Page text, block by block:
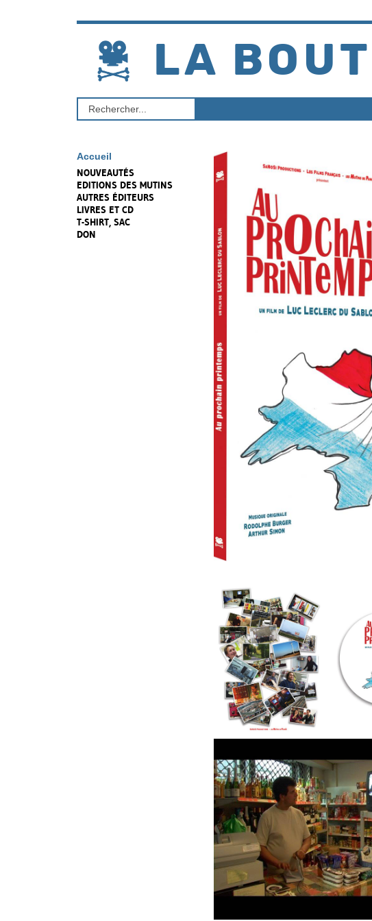
LA
Rechercher
un
Accueil
NOUVEAUTÉS
EDITIONS DES MUTINS
AUTRES ÉDITEURS
LIVRES ET CD
T-SHIRT, SAC
DON